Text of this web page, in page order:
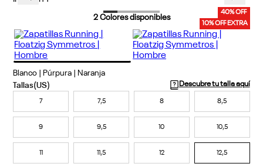
40% OFF
10% OFF EXTRA
2Colores disponibles
Blanco | Púrpura | Naranja
Descubre tu talla aquí
7 7,5 8 8,5
9 9,5 10 10,5
11 11,5 12 12,5